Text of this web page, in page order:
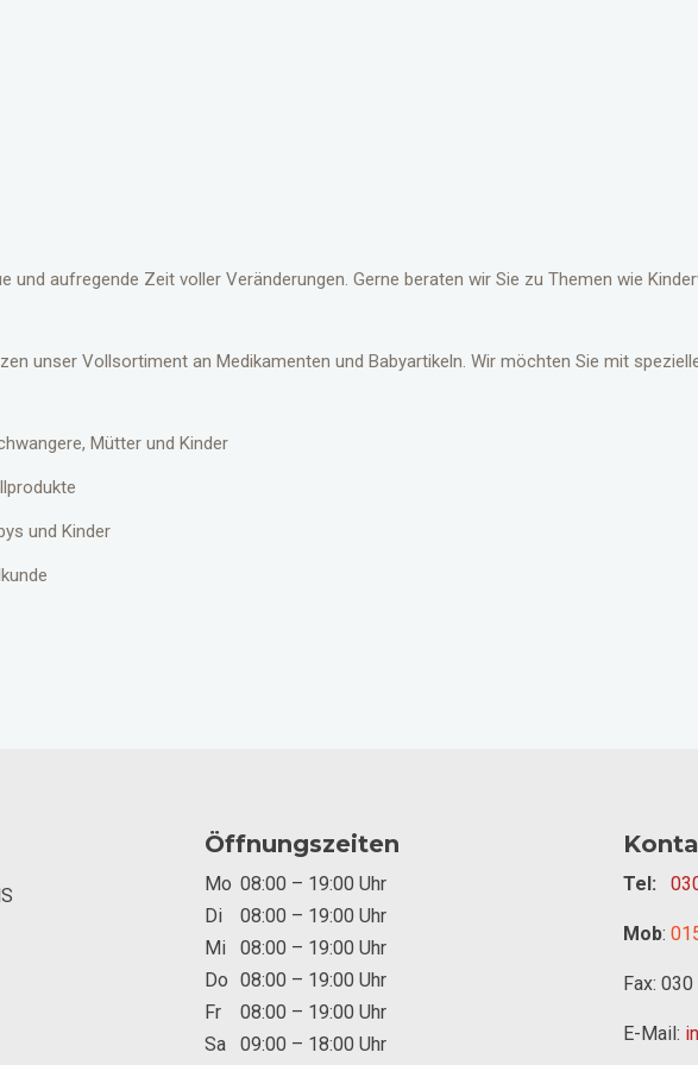
und aufregende Zeit voller Veränderungen. Gerne beraten wir Sie zu Themen wie
unser Vollsortiment an Medikamenten und Babyartikeln. Wir möchten Sie mit
Mütter und Kinder
und Kinder
Öffnungszeiten
Mo 08:00 – 19:00 Uhr
Di
08:00 – 19:00 Uhr
Mi
08:00 – 19:00 Uhr
Do 08:00 – 19:00 Uhr
Fr
08:00 – 19:00 Uhr
Sa
09:00 – 18:00 Uhr
Tel:
Mob:
Fax:
E-Mail: